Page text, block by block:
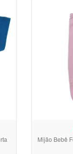
Mijão Bebê